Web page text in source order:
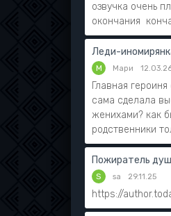
озвучка очень
окончания
М Мари
Главная
сама сделала
женихами? как
родственники
S sa 29.11.25
https://